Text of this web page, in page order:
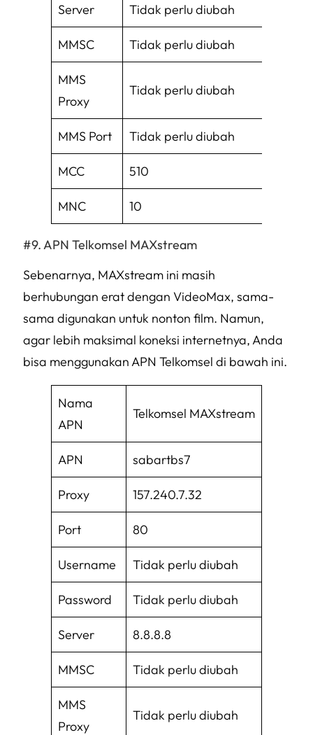
Server Tidak perlu diubah
MMSC Tidak perlu diubah
MMS
Proxy
Tidak perlu diubah
MMS Port Tidak perlu diubah
MCC 510
MNC 10
APN Telkomsel MAXstream
Sebenarnya, MAXstream ini masih
berhubungan erat dengan VideoMax, sama-
sama digunakan untuk nonton film. Namun,
agar lebih maksimal koneksi internetnya, Anda
bisa menggunakan APN Telkomsel di bawah ini.
Nama
APN
Telkomsel MAXstream
APN sabartbs7
Proxy 157.240.7.32
Port 80
Username Tidak perlu diubah
Password Tidak perlu diubah
Server 8.8.8.8
MMSC Tidak perlu diubah
MMS
Proxy
Tidak perlu diubah